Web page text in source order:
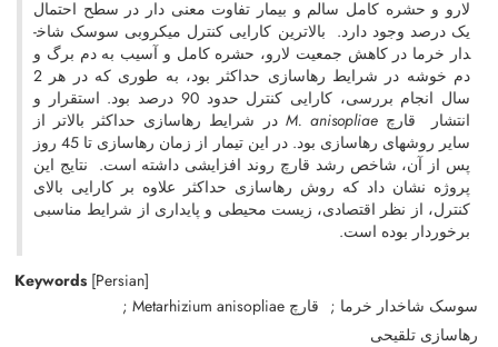
لارو و حشره کامل سالم و بیمار تفاوت معنی­ دار در سطح احتمال
یک درصد وجود دارد. بالاترین کارایی کنترل میکروبی سوسک شاخ­
دار خرما در کاهش جمعیت لارو، حشره کامل و آسیب به دم ­برگ و
دم­ خوشه در شرایط رهاسازی حداکثر بود، به طوری که در هر 2
سال انجام بررسی، کارایی کنترل حدود 90 درصد بود. استقرار و
انتشار قارچM. anisopliae در شرایط رهاسازی حداکثر بالاتر از
سایر روش­های رهاسازی بود. در این تیمار از زمان رهاسازی تا 45 روز
پس از آن، شاخص رشد قارچ روند افزایشی داشته است. نتایج این
پروژه نشان داد که روش رهاسازی حداکثر علاوه بر کارایی بالای
کنترل، از نظر اقتصادی، زیست محیطی و پایداری از شرایط مناسبی
برخوردار بوده است.
Keywords [Persian]
سوسک شاخدار خرما
قارچ Metarhizium anisopliae
رهاسازی تلقیحی